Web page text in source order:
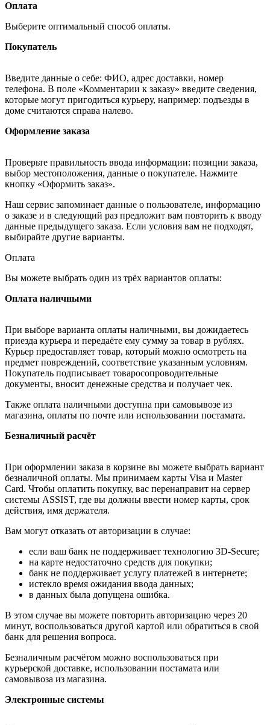
Оплата
Выберите оптимальный способ оплаты.
Покупатель
Введите данные о себе: ФИО, адрес доставки, номер
телефона. В поле «Комментарии к заказу» введите сведения,
которые могут пригодиться курьеру, например: подъезды в
доме считаются справа налево.
Оформление заказа
Проверьте правильность ввода информации: позиции заказа,
выбор местоположения, данные о покупателе. Нажмите
кнопку «Оформить заказ».
Наш сервис запоминает данные о пользователе, информацию
о заказе и в следующий раз предложит вам повторить к вводу
данные предыдущего заказа. Если условия вам не подходят,
выбирайте другие варианты.
Оплата
Вы можете выбрать один из трёх вариантов оплаты:
Оплата наличными
При выборе варианта оплаты наличными, вы дожидаетесь
приезда курьера и передаёте ему сумму за товар в рублях.
Курьер предоставляет товар, который можно осмотреть на
предмет повреждений, соответствие указанным условиям.
Покупатель подписывает товаросопроводительные
документы, вносит денежные средства и получает чек.
Также оплата наличными доступна при самовывозе из
магазина, оплаты по почте или использовании постамата.
Безналичный расчёт
При оформлении заказа в корзине вы можете выбрать вариант
безналичной оплаты. Мы принимаем карты Visa и Master
Card. Чтобы оплатить покупку, вас перенаправит на сервер
системы ASSIST, где вы должны ввести номер карты, срок
действия, имя держателя.
Вам могут отказать от авторизации в случае:
если ваш банк не поддерживает технологию 3D-Secure;
на карте недостаточно средств для покупки;
банк не поддерживает услугу платежей в интернете;
истекло время ожидания ввода данных;
в данных была допущена ошибка.
В этом случае вы можете повторить авторизацию через 20
минут, воспользоваться другой картой или обратиться в свой
банк для решения вопроса.
Безналичным расчётом можно воспользоваться при
курьерской доставке, использовании постамата или
самовывоза из магазина.
Электронные системы